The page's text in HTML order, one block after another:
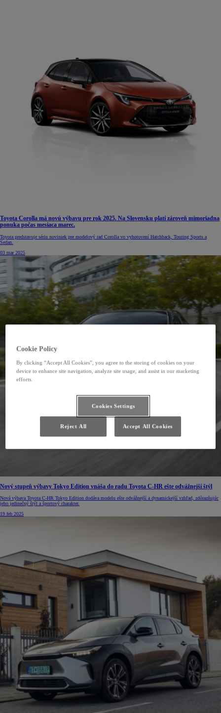
Toyota Corolla má novú výbavu pre rok 2025. Na Slovensku platí zároveň mimoriadna
ponuka počas mesiaca marec.
Toyota predstavuje sériu noviniek pre modelový rad Corolla vo vyhotovení Hatchback, Touring Sports a
Sedan.
03 mar 2025
Nový stupeň výbavy Tokyo Edition vnáša do radu Toyota C-HR ešte odvážnejší štýl
Nová výbava Toyota C-HR Tokyo Edition dodáva modelu ešte odvážnejší a dynamickejší vzhľad, zdôrazňujúc
jeho jedinečný štýl a športový charakter.
19 feb 2025
Cookie Policy
By clicking “Accept All Cookies”, you agree to the storing of cookies on your
device to enhance site navigation, analyze site usage, and assist in our marketing
efforts.
Cookies Settings
Reject All Accept All Cookies